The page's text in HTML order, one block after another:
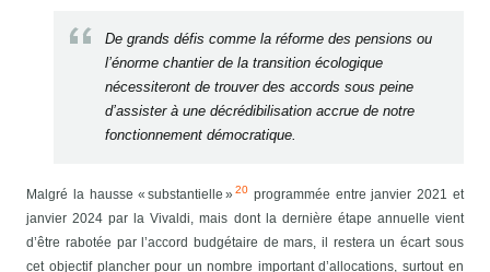
De grands défis comme la réforme des pensions ou
l’énorme chantier de la transition écologique
nécessiteront de trouver des accords sous peine
d’assister à une décrédibilisation accrue de notre
fonctionnement démocratique.
Malgré la hausse « substantielle »20 programmée entre janvier 2021 et
janvier 2024 par la Vivaldi, mais dont la dernière étape annuelle vient
d’être rabotée par l’accord budgétaire de mars, il restera un écart sous
cet objectif plancher pour un nombre important d’allocations, surtout en